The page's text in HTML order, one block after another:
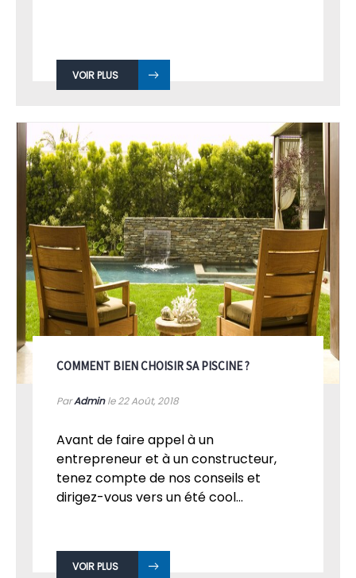
VOIR PLUS
COMMENT BIEN CHOISIR SA PISCINE ?
ParAdminle 22Août, 2018
Avant de faire appel à un
entrepreneur et à un constructeur,
tenez compte de nos conseils et
dirigez-vous vers un été cool...
VOIR PLUS